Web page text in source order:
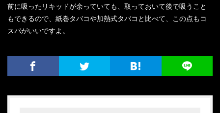
前に吸ったリキッドが余っていても、取っておいて後で吸うこと
もできるので、紙巻タバコや加熱式タバコと比べて、この点もコ
スパがいいですよ。